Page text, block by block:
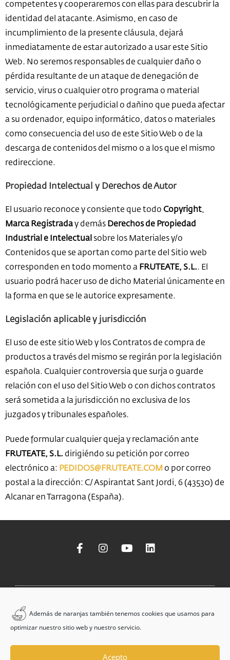
Además de naranjas también tenemos cookies que usamos para
optimizar nuestro sitio web y nuestro servicio.
Acepto
competentes y cooperaremos con ellas para descubrir la
identidad del atacante. Asimismo, en caso de
incumplimiento de la presente cláusula, dejará
inmediatamente de estar autorizado a usar este Sitio
Web. No seremos responsables de cualquier daño o
pérdida resultante de un ataque de denegación de
servicio, virus o cualquier otro programa o material
tecnológicamente perjudicial o dañino que pueda afectar
a su ordenador, equipo informático, datos o materiales
como consecuencia del uso de este Sitio Web o de la
descarga de contenidos del mismo o a los que el mismo
redireccione.
Propiedad Intelectual y Derechos de Autor
El usuario reconoce y consiente que todo Copyright,
Marca Registraday demás Derechos de Propiedad
Industrial e Intelectual sobre los Materiales y/o
Contenidos que se aportan como parte del Sitio web
corresponden en todo momento a FRUTEATE, S.L.. El
usuario podrá hacer uso de dicho Material únicamente en
la forma en que se le autorice expresamente.
Legislación aplicable y jurisdicción
El uso de este sitio Web y los Contratos de compra de
productos a través del mismo se regirán por la legislación
española. Cualquier controversia que surja o guarde
relación con el uso del Sitio Web o con dichos contratos
será sometida a la jurisdicción no exclusiva de los
juzgados y tribunales españoles.
Puede formular cualquier queja y reclamación ante
FRUTEATE, S.L. dirigiéndo su petición por correo
electrónico a: PEDIDOS@FRUTEATE.COM o por correo
postal a la dirección: C/ Aspirantat Sant Jordi, 6 (43530) de
Alcanar en Tarragona (España).
Reservados.
Accesibilidad Política de Privacidad
Política de
Cookies|Política de Devoluciones y Reembolsos